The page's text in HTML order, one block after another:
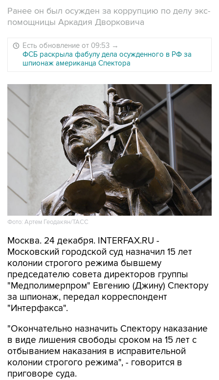
Ранее он был осужден за коррупцию по делу экс-
помощницы Аркадия Дворковича
Есть обновление от 09:53 →
ФСБ раскрыла фабулу дела осужденного в РФ за
шпионаж американца Спектора
Фото: Артем Геодакян/ТАСС
Москва. 24 декабря. INTERFAX.RU -
Московский городской суд назначил 15 лет
колонии строгого режима бывшему
председателю совета директоров группы
"Медполимерпром" Евгению (Джину) Спектору
за шпионаж, передал корреспондент
"Интерфакса".
"Окончательно назначить Спектору наказание
в виде лишения свободы сроком на 15 лет с
отбыванием наказания в исправительной
колонии строгого режима", - говорится в
приговоре суда.